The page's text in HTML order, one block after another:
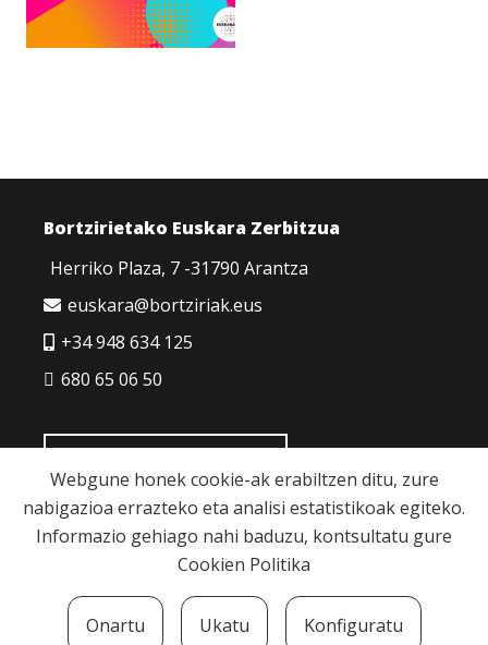
Bortzirietako Euskara Zerbitzua
Herriko Plaza, 7 -31790 Arantza
euskara@bortziriak.eus
+34 948 634 125
680 65 06 50
Cookie politika | Pribatutasun politika |
Lege
Webgune honek cookie-ak erabiltzen ditu, zure
nabigazioa errazteko eta analisi estatistikoak egiteko.
Informazio gehiago nahi baduzu, kontsultatu gure
Cookien Politika
Onartu Ukatu Konfiguratu